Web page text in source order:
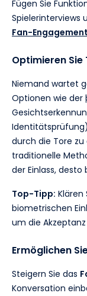
Fügen Sie
Spielerinterviews
Fan-Engagement
Optimieren Sie
Niemand wartet
Optionen wie der
durch die Tore
traditionelle
der Einlass, desto
Top-Tipp: Klären
biometrischen
um die
Ermöglichen
Steigern Sie das
Konversation